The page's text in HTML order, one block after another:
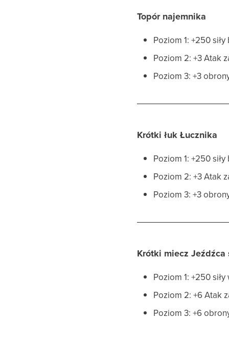
Topór najemnika
Poziom 1: +250
Poziom 2: +3 Atak
Poziom 3: +3
Krótki łuk Łucznika
Poziom 1: +250
Poziom 2: +3 Atak
Poziom 3: +3
Krótki miecz
Poziom 1: +250
Poziom 2: +6 Atak
Poziom 3: +6